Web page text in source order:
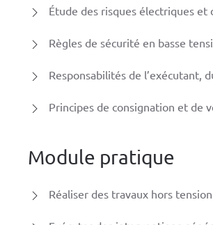
Étude des risques électriques et
Règles de sécurité en basse
Responsabilités de l’exécutant,
Principes de consignation et de
Module pratique
Réaliser des travaux hors tension